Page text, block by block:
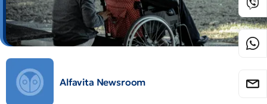
Alfavita Newsroom